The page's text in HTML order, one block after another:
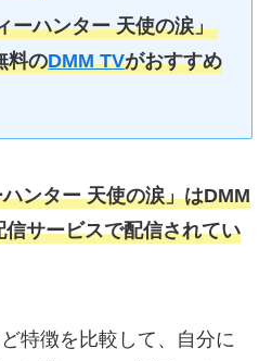
ーハンター 天使の涙」
料のDMM TVがおすすめ
ンター 天使の涙」はDMM
サービスで配信されてい
特徴を比較して、自分に